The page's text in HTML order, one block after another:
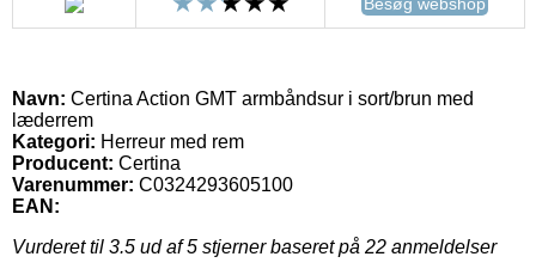
Navn: Certina Action GMT armbåndsur i sort/brun med
læderrem
Kategori: Herreur med rem
Producent: Certina
Varenummer: C0324293605100
EAN:
Vurderet til 3.5 ud af 5 stjerner baseret på 22 anmeldelser